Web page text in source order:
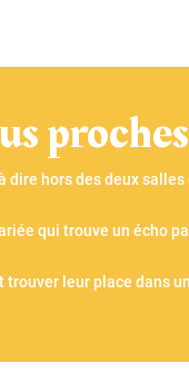
dire hors des deux
qui trouve un écho
trouver leur place dans